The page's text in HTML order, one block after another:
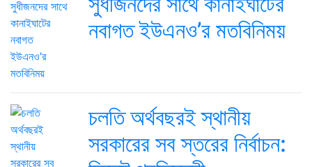
নবাগত ইউএনও’র মতবিনিময়
চলতি অর্থবছরই স্থানীয়
সরকারের সব স্তরের নির্বাচন: